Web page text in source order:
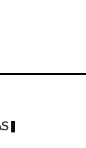
|